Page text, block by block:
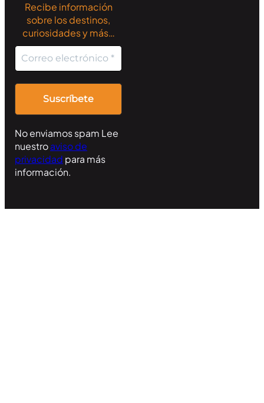
Recibe información
sobre los destinos,
curiosidades y más…
No enviamos spam Lee
nuestroaviso de
privacidad para más
información.